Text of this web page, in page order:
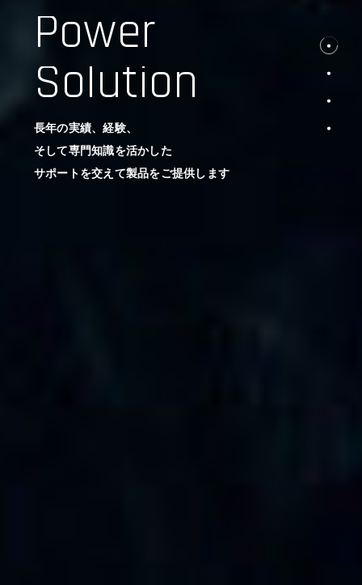
Power
Solution
長年の実績、経験、
そして専門知識を活かした
サポートを交えて製品をご提供します